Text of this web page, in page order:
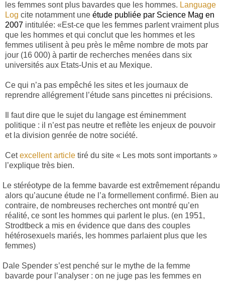
les femmes sont plus bavardes que les hommes. Language
Log cite notamment une étude publiée par Science Mag en
2007 intitulée: «Est-ce que les femmes parlent vraiment plus
que les hommes et qui conclut que les hommes et les
femmes utilisent à peu près le même nombre de mots par
jour (16 000) à partir de recherches menées dans six
universités aux Etats-Unis et au Mexique.
Ce qui n’a pas empêché les sites et les journaux de
reprendre allégrement l’étude sans pincettes ni précisions.
Il faut dire que le sujet du langage est éminemment
politique : il n’est pas neutre et reflète les enjeux de pouvoir
et la division genrée de notre société.
Cetexcellent article tiré du site « Les mots sont importants »
l’explique très bien.
Le stéréotype de la femme bavarde est extrêmement répandu
alors qu’aucune étude ne l’a formellement confirmé. Bien au
contraire, de nombreuses recherches ont montré qu’en
réalité, ce sont les hommes qui parlent le plus. (en 1951,
Strodtbeck a mis en évidence que dans des couples
hétérosexuels mariés, les hommes parlaient plus que les
femmes)
Dale Spender s’est penché sur le mythe de la femme
bavarde pour l’analyser : on ne juge pas les femmes en